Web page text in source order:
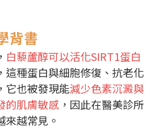
背書
白藜蘆醇可以活化SIRT1蛋白
，這種蛋白與細胞修復、抗老化
它也被發現能減少色素沉澱與
的肌膚敏感 ，因此在醫美診所
來越常見。